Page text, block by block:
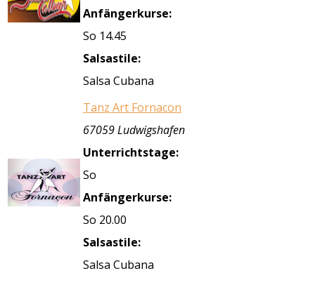
Anfängerkurse:
So 14.45
Salsastile:
Salsa Cubana
Tanz Art Fornacon
67059 Ludwigshafen
Unterrichtstage:
So
Anfängerkurse:
So 20.00
Salsastile:
Salsa Cubana